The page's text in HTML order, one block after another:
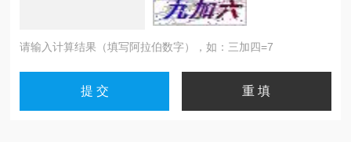
请输入计算结果（填写阿拉伯数字），如：三加四=7